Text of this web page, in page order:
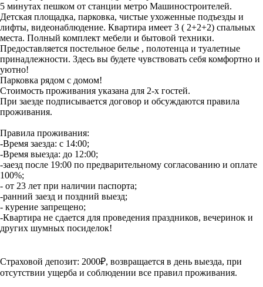
5 минутах пешком от станции метро Машиностроителей.
Детская площадка, парковка, чистые ухоженные подъезды и
лифты, видеонаблюдение. Квартира имеет 3 ( 2+2+2) спальных
места. Полный комплект мебели и бытовой техники.
Предоставляется постельное белье , полотенца и туалетные
принадлежности. Здесь вы будете чувствовать себя комфортно и
уютно!
Парковка рядом с домом!
Стоимость проживания указана для 2-х гостей.
При заезде подписывается договор и обсуждаются правила
проживания.
Правила проживания:
-Время заезда: с 14:00;
-Время выезда: до 12:00;
-заезд после 19:00 по предварительному согласованию и оплате
100%;
- от 23 лет при наличии паспорта;
-ранний заезд и поздний выезд;
- курение запрещено;
-Квартира не сдается для проведения праздников, вечеринок и
других шумных посиделок!
Страховой депозит: 2000₽, возвращается в день выезда, при
отсутствии ущерба и соблюдении все правил проживания.